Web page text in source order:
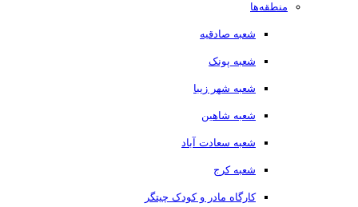
منطقه‌ها
شعبه صادقیه
شعبه پونک
شعبه شهر زیبا
شعبه شاهین
شعبه سعادت آباد
شعبه کرج
کارگاه مادر و کودک چیتگر